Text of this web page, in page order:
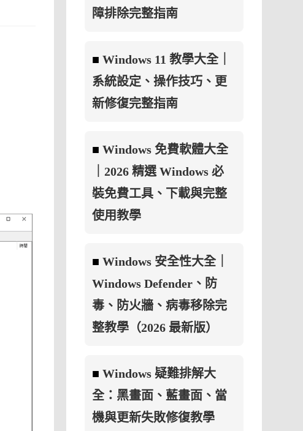
障排除完整指南
■Windows 11 教學大全｜
系統設定、操作技巧、更
新修復完整指南
■Windows 免費軟體大全
｜2026 精選 Windows 必
裝免費工具、下載與完整
使用教學
■Windows 安全性大全｜
Windows Defender、防
毒、防火牆、病毒移除完
整教學（2026 最新版）
■Windows 疑難排解大
全：黑畫面、藍畫面、當
機與更新失敗修復教學